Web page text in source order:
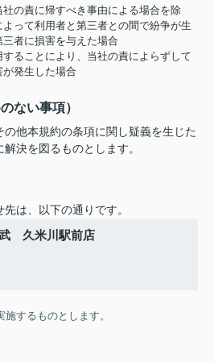
の責に帰すべき事由による場合を除
って利用者と第三者との間で紛争が生
者に損害を与えた場合
ることにより、当社の責によらずして
発生した場合
ない事項）
他本規約の条項に関し疑義を生じた
決を図るものとします。
は、以下の通りです。
久米川駅前店
するものとします。